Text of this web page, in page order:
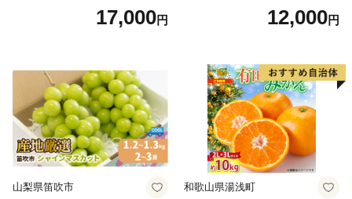
～2.6kg 2玉 セット ファーム
富良野 メロン めろん 果物 く
17,000円
行予約 「浅間水蜜桃プレミ
アム」 もも あかつき 秀品 約
果肉 長野県産 小諸市
12,000円
山梨県笛吹市 和歌山県湯浅町